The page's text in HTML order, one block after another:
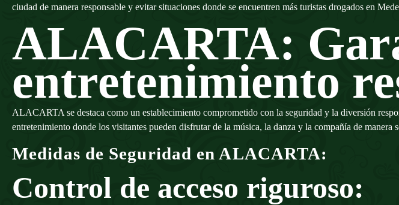
ciudad de manera responsable y evitar situaciones donde se encuentren más turistas drogados en
ALACARTA:
entretenimiento
ALACARTA se destaca como un establecimiento comprometido con la seguridad y la diversión
entretenimiento donde los visitantes pueden disfrutar de la música, la danza y la compañía de manera
Medidas de Seguridad en ALACARTA:
Control de acceso riguroso: